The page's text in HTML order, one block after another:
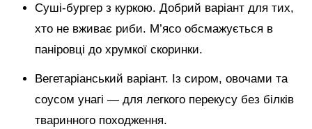
Суші-бургер з куркою. Добрий варіант для тих,
хто не вживає риби. М’ясо обсмажується в
паніровці до хрумкої скоринки.
Вегетаріанський варіант. Із сиром, овочами та
соусом унагі — для легкого перекусу без білків
тваринного походження.